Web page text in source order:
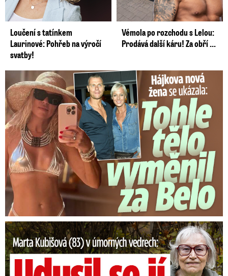
Loučení s tatínkem
Laurinové: Pohřeb na výročí
svatby!
Vémola po rozchodu s Lelou:
Prodává další káru! Za obří ...
Tohle tělo nahradilo Belo: Nová partnerka se ukázala...
Marta Kubišová (83) v úmorných vedrech: Udusil se jí pejsek!